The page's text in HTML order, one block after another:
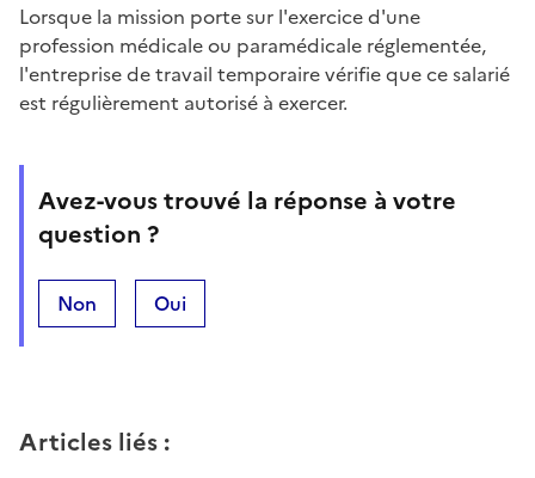
Lorsque la mission porte sur l'exercice d'une
profession médicale ou paramédicale réglementée,
l'entreprise de travail temporaire vérifie que ce salarié
est régulièrement autorisé à exercer.
Avez-vous trouvé la réponse à votre
question ?
Non Oui
Articles liés :